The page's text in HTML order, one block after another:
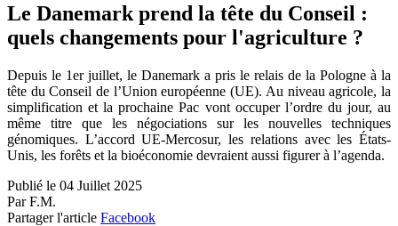
Le Danemark prend la tête du Conseil :
quels changements pour l'agriculture ?
Depuis le 1er juillet, le Danemark a pris le relais de la Pologne à la
tête du Conseil de l’Union européenne (UE). Au niveau agricole, la
simplification et la prochaine Pac vont occuper l’ordre du jour, au
même titre que les négociations sur les nouvelles techniques
génomiques. L’accord UE-Mercosur, les relations avec les États-
Unis, les forêts et la bioéconomie devraient aussi figurer à l’agenda.
Publié le 04 Juillet 2025
Par F.M.
Partager l'article Facebook